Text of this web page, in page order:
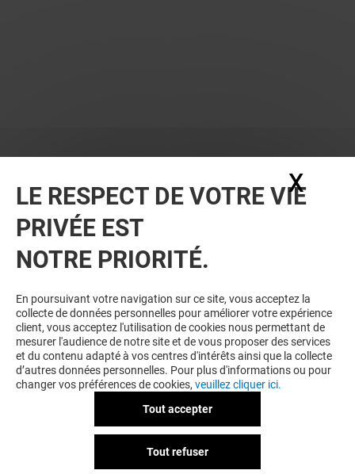
LE RESPECT DE VOTRE VIE
PRIVÉE EST
NOTRE PRIORITÉ.
En poursuivant votre navigation sur ce site, vous acceptez la
collecte de données personnelles pour améliorer votre expérience
client, vous acceptez l'utilisation de cookies nous permettant de
mesurer l'audience de notre site et de vous proposer des services
et du contenu adapté à vos centres d'intérêts ainsi que la collecte
d’autres données personnelles. Pour plus d'informations ou pour
changer vos préférences de cookies, veuillez cliquer ici.
Tout accepter
Tout refuser
X